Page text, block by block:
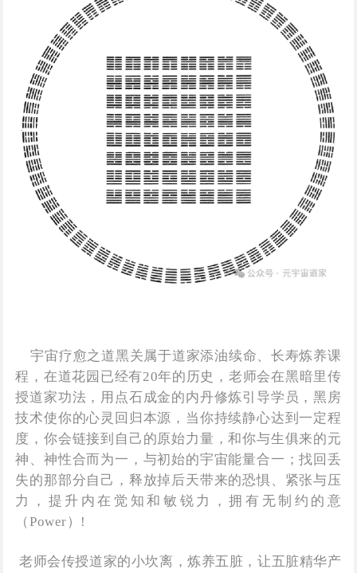
宇宙疗愈之道黑关属于道家添油续命、长寿炼养课
程，在道花园已经有20年的历史，老师会在黑暗里传
授道家功法，用点石成金的内丹修炼引导学员，黑房
技术使你的心灵回归本源，当你持续静心达到一定程
度，你会链接到自己的原始力量，和你与生俱来的元
神、神性合而为一，与初始的宇宙能量合一；找回丢
失的那部分自己，释放掉后天带来的恐惧、紧张与压
力，提升内在觉知和敏锐力，拥有无制约的意
（Power）!
老师会传授道家的小坎离，炼养五脏，让五脏精华产